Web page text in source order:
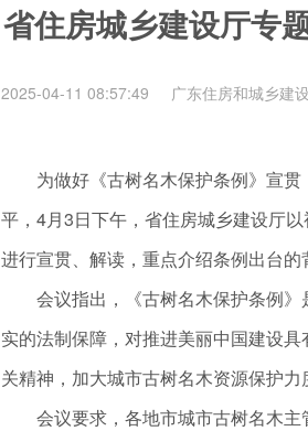
省住房城乡建设厅专
2025-04-11 08:57:49 广东住房和城乡建
为做好《古树名木保护条例》宣贯
平，4月3日下午，省住房城乡建设厅
进行宣贯、解读，重点介绍条例出台
会议指出，《古树名木保护条例》
实的法制保障，对推进美丽中国建设
关精神，加大城市古树名木资源保护
会议要求，各地市城市古树名木主